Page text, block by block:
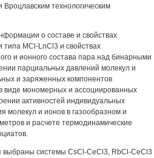
Вроцлавским технологическим
о составе и свойствах
MCl-LnCl3 и свойствах
и ионного состава пара над бинарными
парциальных давлений молекул и
и заряженных компонентов
виде мономерных и ассоциированных
активностей индивидуальных
молекул и ионов в газообразном и
и расчете термодинамические
выбраны системы CsCl-CeCl3, RbCl-CeCl3